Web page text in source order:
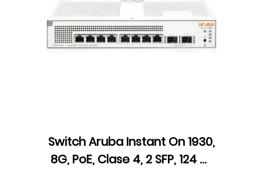
Switch Aruba Instant On 1930,
8G, PoE, Clase 4, 2 SFP, 124 W,